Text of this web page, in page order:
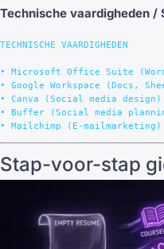
Technische vaardigheden /
TECHNISCHE VAARDIGHEDEN
• Microsoft Office Suite
• Google Workspace (Docs,
• Canva (Social media design)
• Buffer (Social media
Stap-voor-stap